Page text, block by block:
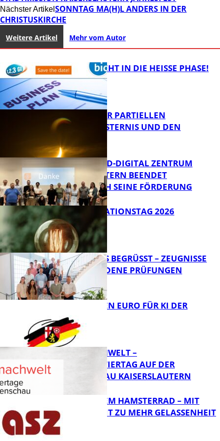
Nächster Artikel SONNTAG MA(H)L ANDERS IN DER
CHRISTUSKIRCHE
Weitere Artikel Mehr vom Autor
1,2,3 GO® GEHT IN DIE HEISSE PHASE!
Bildung
VORTRAG ZUR PARTIELLEN
SONNENFINSTERNIS UND DEN
PERSEIDEN
FB News
MITTELSTAND-DIGITAL ZENTRUM
KAISERSLAUTERN BEENDET
ERFOLGREICH SEINE FÖRDERUNG
Bildung
SIAK-INNOVATIONSTAG 2026
NEUE AZUBIS BEGRÜSST – ZEUGNISSE F
ÜR BESTANDENE PRÜFUNGEN
Bildung
20 MILLIONEN EURO FÜR KI DER
ZUKUNFT
Bildung
MI(N)TMACHWELT –
EXPERIMENTIERTAG AUF DER
GARTENSCHAU KAISERSLAUTERN
RAUS AUS DEM HAMSTERRAD – MIT
ACHTSAMKEIT ZU MEHR GELASSENHEIT